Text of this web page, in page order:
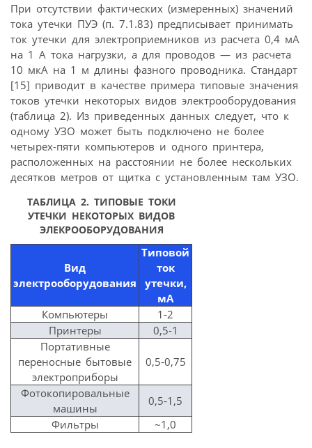
При отсутствии фактических (измеренных) значений
тока утечки ПУЭ (п. 7.1.83) предписывает принимать
ток утечки для электроприемников из расчета 0,4 мА
на 1 А тока нагрузки, а для проводов — из расчета
10 мкА на 1 м длины фазного проводника. Стандарт
[15] приводит в качестве примера типовые значения
токов утечки некоторых видов электрооборудования
(таблица 2). Из приведенных данных следует, что к
одному УЗО может быть подключено не более
четырех-пяти компьютеров и одного принтера,
расположенных на расстоянии не более нескольких
десятков метров от щитка с установленным там УЗО.
ТАБЛИЦА 2. ТИПОВЫЕ ТОКИ
УТЕЧКИ НЕКОТОРЫХ ВИДОВ
ЭЛЕКРООБОРУДОВАНИЯ
Вид
электрооборудования
Типовой
ток
утечки,
мА
Компьютеры
1-2
Принтеры
0,5-1
Портативные
переносные бытовые
электроприборы
0,5-0,75
Фотокопировальные
машины
0,5-1,5
Фильтры
~1,0